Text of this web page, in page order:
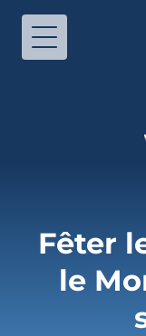
Fêter
le